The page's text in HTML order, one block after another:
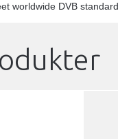
worldwide DVB